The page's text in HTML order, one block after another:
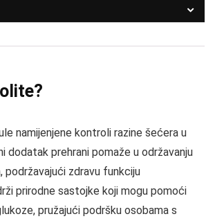
namijenjene kontroli razine šećera u
dodatak prehrani pomaže u održavanju
podržavajući zdravu funkciju
prirodne sastojke koji mogu pomoći
pružajući podršku osobama s